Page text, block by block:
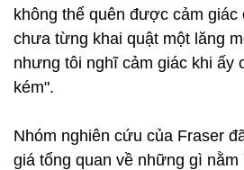
không thể quên được cảm giác
chưa từng khai quật một lăng
nhưng tôi nghĩ cảm giác khi ấy
kém".
Nhóm nghiên cứu của Fraser
giá tổng quan về những gì nằm